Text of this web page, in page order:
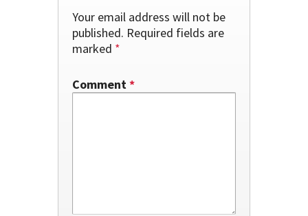
Your email address will not be
published. Required fields are
marked *
Comment*